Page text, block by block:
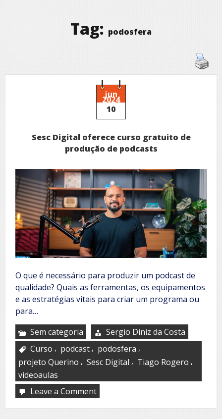
Tag: podosfera
jun
2024
10
Sesc Digital oferece curso gratuito de
produção de podcasts
O que é necessário para produzir um podcast de
qualidade? Quais as ferramentas, os equipamentos
e as estratégias vitais para criar um programa ou
para…
Sem categoria
Sergio Diniz da Costa
Curso , podcast , podosfera ,
projeto Querino , Sesc Digital , Tiago Rogero ,
videoaulas
Leave a Commenton
Digital